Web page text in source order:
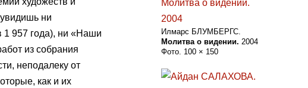
ни
1 957 года), ни «Наши
из собрания
неподалеку от
как и их
Илмарс БЛУМБЕРГС.
Молитва о видении. 2004
Фото. 100 × 150